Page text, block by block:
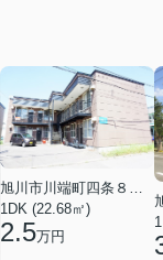
旭川市川端町四条８丁目
1DK (22.68㎡)
2.5万円